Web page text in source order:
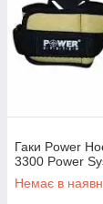
Гаки Power
3300 Power
Немає в